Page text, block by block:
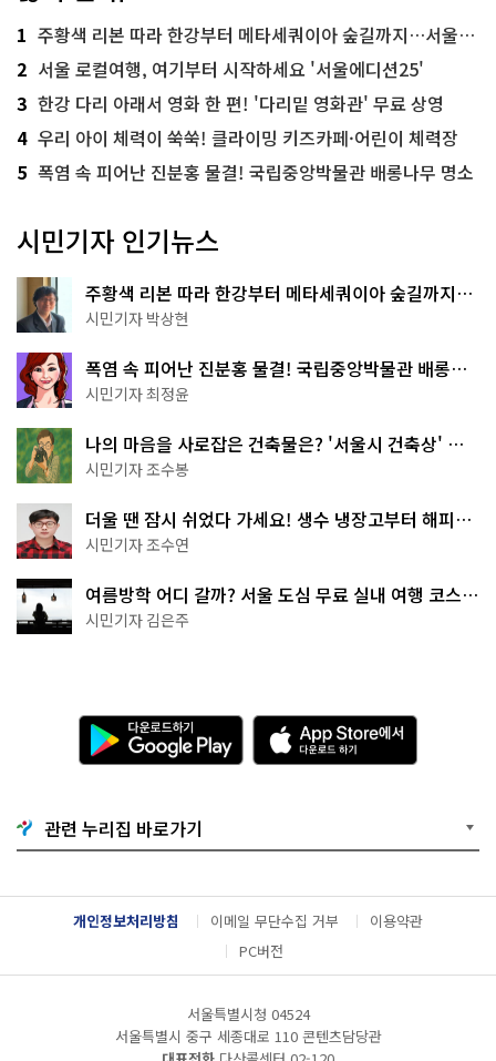
1 주황색 리본 따라 한강부터 메타세쿼이아 숲길까지…서울둘레길 15코스
2 서울 로컬여행, 여기부터 시작하세요 '서울에디션25'
3 한강 다리 아래서 영화 한 편! '다리밑 영화관' 무료 상영
4 우리 아이 체력이 쑥쑥! 클라이밍 키즈카페·어린이 체력장
5 폭염 속 피어난 진분홍 물결! 국립중앙박물관 배롱나무 명소
시민기자 인기뉴스
주황색 리본 따라 한강부터 메타세쿼이아 숲길까지…
서울둘레길 15코스
시민기자 박상현
폭염 속 피어난 진분홍 물결! 국립중앙박물관 배롱나
무 명소
시민기자 최정윤
나의 마음을 사로잡은 건축물은? '서울시 건축상' 수
상작 공개!
시민기자 조수봉
더울 땐 잠시 쉬었다 가세요! 생수 냉장고부터 해피소
·무더위쉼터까지
시민기자 조수연
여름방학 어디 갈까? 서울 도심 무료 실내 여행 코스
추천
시민기자 김은주
다
운
로
기
G
o
g
l
e
A
p
p
e
서
다
운
관련 누리집 바로가기
개인정보처리방침 이메일 무단수집 거부
이용약관
PC버전
서울특별시청 04524
서울특별시 중구 세종대로 110 콘텐츠담당관